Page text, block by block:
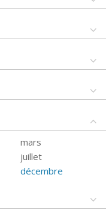
mars
juillet
décembre